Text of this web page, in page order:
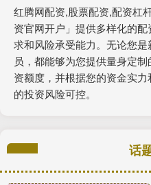
红腾网配资,股票配资,配资杠
资官网开户」提供多样化的
求和风险承受能力。无论您
员，都能够为您提供量身定
资额度，并根据您的资金实
的投资风险可控。
话